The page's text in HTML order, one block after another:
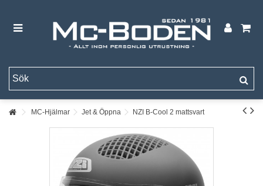
MC-Hjälmar Jet & Öppna NZI B-Cool 2 mattsvart